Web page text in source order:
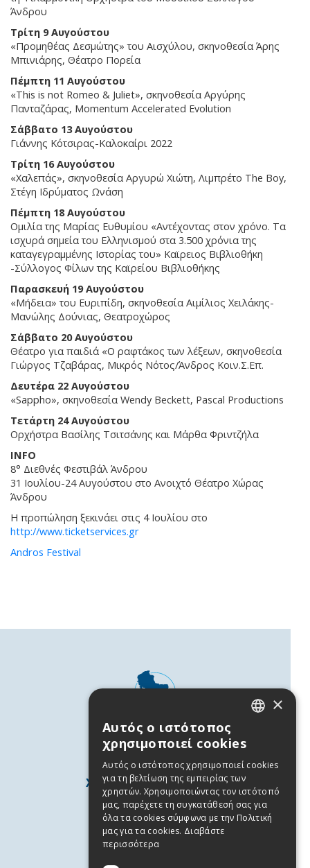
Άνδρου
Τρίτη 9 Αυγούστου
«Προμηθέας Δεσμώτης» του Αισχύλου, σκηνοθεσία Άρης
Μπινιάρης, Θέατρο Πορεία
Πέμπτη 11 Αυγούστου
«This is not Romeo & Juliet», σκηνοθεσία Αργύρης
Πανταζάρας, Momentum Accelerated Evolution
Σάββατο 13 Αυγούστου
Γιάννης Κότσιρας-Καλοκαίρι 2022
Τρίτη 16 Αυγούστου
«Χαλεπάς», σκηνοθεσία Αργυρώ Χιώτη, Λιμπρέτο The Boy,
Στέγη Ιδρύματος Ωνάση
Πέμπτη 18 Αυγούστου
Ομιλία της Μαρίας Ευθυμίου «Αντέχοντας στον χρόνο. Τα
ισχυρά σημεία του Ελληνισμού στα 3.500 χρόνια της
καταγεγραμμένης Ιστορίας του» Καϊρειος Βιβλιοθήκη
-Σύλλογος Φίλων της Καϊρείου Βιβλιοθήκης
Παρασκευή 19 Αυγούστου
«Μήδεια» του Ευριπίδη, σκηνοθεσία Αιμίλιος Χειλάκης-
Μανώλης Δούνιας, Θεατροχώρος
Σάββατο 20 Αυγούστου
Θέατρο για παιδιά «Ο ραφτάκος των λέξεων, σκηνοθεσία
Γιώργος Τζαβάρας, Μικρός Νότος/Άνδρος Κοιν.Σ.Επ.
Δευτέρα 22 Αυγούστου
«Sappho», σκηνοθεσία Wendy Beckett, Pascal Productions
Τετάρτη 24 Αυγούστου
Ορχήστρα Βασίλης Τσιτσάνης και Μάρθα Φριντζήλα
INFO
8° Διεθνές Φεστιβάλ Άνδρου
31 Ιουλίου-24 Αυγούστου στο Ανοιχτό Θέατρο Χώρας
Άνδρου
Η προπώληση ξεκινάει στις 4 Ιουλίου στο
http://www.ticketservices.gr
Andros Festival
ΧΡΗΣΙΜΕΣ ΠΛΗΡΟΦΟΡΙΕΣ
Άνδρος
Χρήσιμα Τηλέφωνα
Όροι χρήσης
Πολιτική Απορρήτου
×
Αυτός ο ιστότοπος
χρησιμοποιεί cookies
Αυτός ο ιστότοπος χρησιμοποιεί cookies
για τη βελτίωση της εμπειρίας των
χρηστών. Χρησιμοποιώντας τον ιστότοπό
μας, παρέχετε τη συγκατάθεσή σας για
όλα τα cookies σύμφωνα με την Πολιτική
μας για τα cookies. Διαβάστε
περισσότερα